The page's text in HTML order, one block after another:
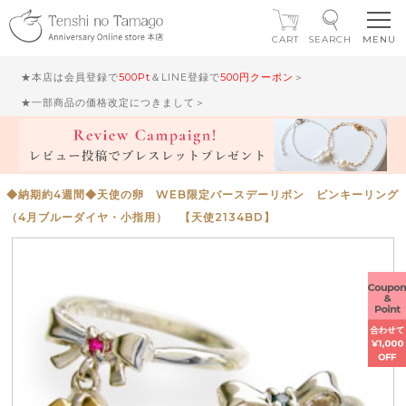
★本店は会員登録で500Pt ＆LINE登録で500円クーポン ＞
★一部商品の価格改定につきまして＞
CART SEARCH
◆納期約4週間◆天使の卵 WEB限定バースデーリボン ピンキーリング
（4月ブルーダイヤ・小指用） 【天使2134BD】